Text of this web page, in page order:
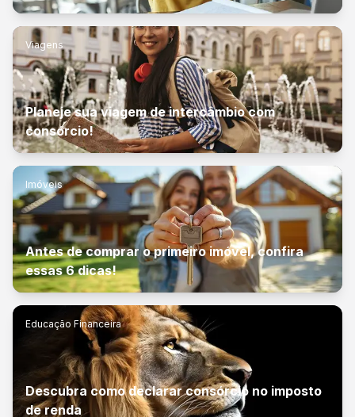
Viagens
Planeje sua viagem de intercâmbio com
consórcio!
Imóveis
Antes de comprar o primeiro imóvel, confira
essas 6 dicas!
Educação Financeira
Descubra como declarar consórcio no imposto
de renda